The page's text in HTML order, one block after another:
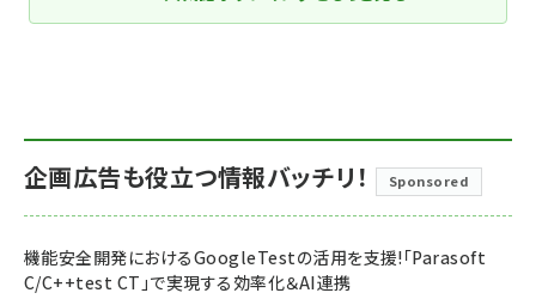
企画広告も役立つ情報バッチリ！ Sponsored
機能安全開発におけるGoogleTestの活用を支援!「Parasoft
C/C++test CT」で実現する効率化＆AI連携